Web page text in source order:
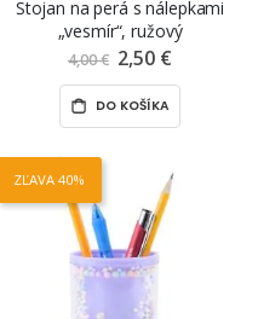
Stojan na perá s nálepkami
„vesmír“, ružový
4,00 € Znížená
cena
2,50 €
DO KOŠÍKA
ZĽAVA 40%